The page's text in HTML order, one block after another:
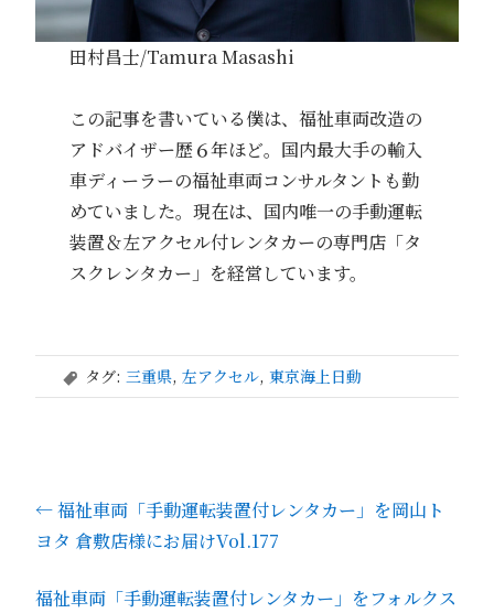
田村昌士/Tamura Masashi
この記事を書いている僕は、福祉車両改造の
アドバイザー歴６年ほど。国内最大手の輸入
車ディーラーの福祉車両コンサルタントも勤
めていました。現在は、国内唯一の手動運転
装置＆左アクセル付レンタカーの専門店「タ
スクレンタカー」を経営しています。
, タグ: 三重県, 左アクセル, 東京海上日動
←福祉車両「手動運転装置付レンタカー」を岡山ト
ヨタ 倉敷店様にお届けVol.177
福祉車両「手動運転装置付レンタカー」をフォルクス